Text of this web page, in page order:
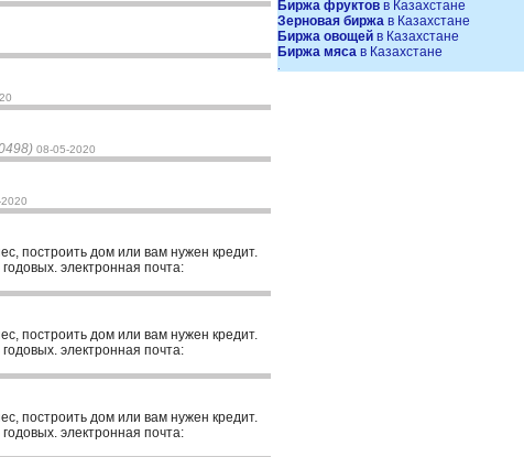
Биржа фруктов в Казахстане
Зерновая биржа в Казахстане
Биржа овощей в Казахстане
Биржа мяса в Казахстане
08-05-2020
построить дом или вам нужен кредит.
электронная почта:
построить дом или вам нужен кредит.
электронная почта:
построить дом или вам нужен кредит.
электронная почта: